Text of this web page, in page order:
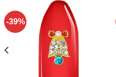
-39%